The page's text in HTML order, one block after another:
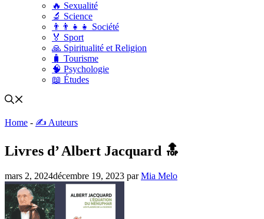
🔥 Sexualité
🔬 Science
👨‍👨‍👧‍👧 Société
🏅 Sport
🙏 Spiritualité et Religion
🧳 Tourisme
🧠 Psychologie
📖 Études
Home - ✍️ Auteurs
Livres d’ Albert Jacquard 🔝
mars 2, 2024décembre 19, 2023 parMia Melo